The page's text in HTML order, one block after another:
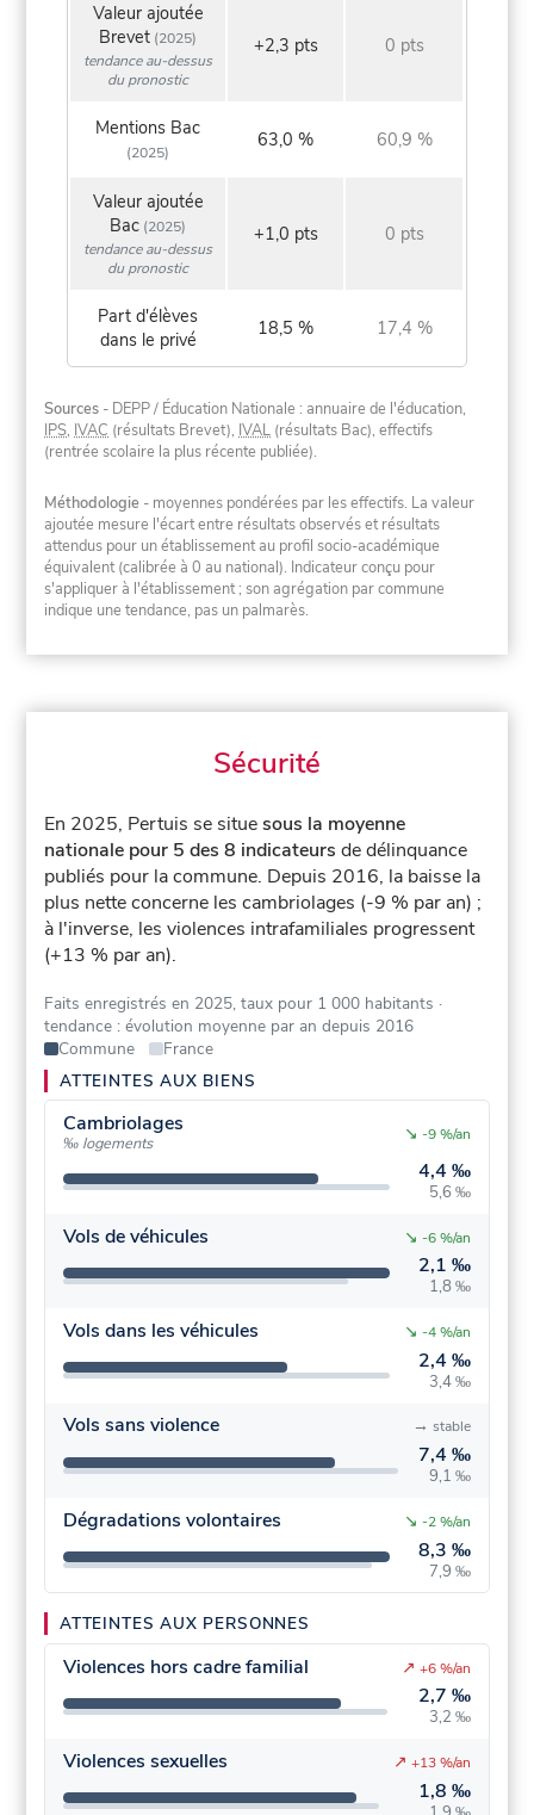
Valeur ajoutée
Brevet (2025)
tendance au-dessus
du pronostic
+2,3 pts 0 pts
Mentions Bac
(2025)
63,0 % 60,9 %
Valeur ajoutée
Bac (2025)
tendance au-dessus
du pronostic
+1,0 pts 0 pts
Part d'élèves
dans le privé
18,5 % 17,4 %
Sources - DEPP / Éducation Nationale : annuaire de l'éducation,
IPS, IVAC (résultats Brevet), IVAL (résultats Bac), effectifs
(rentrée scolaire la plus récente publiée).
Méthodologie - moyennes pondérées par les effectifs. La valeur
ajoutée mesure l'écart entre résultats observés et résultats
attendus pour un établissement au profil socio-académique
équivalent (calibrée à 0 au national). Indicateur conçu pour
s'appliquer à l'établissement ; son agrégation par commune
indique une tendance, pas un palmarès.
Sécurité
En 2025, Pertuis se situesous la moyenne
nationale pour 5 des 8 indicateurs de délinquance
publiés pour la commune. Depuis 2016, la baisse la
plus nette concerne les cambriolages (-9 % par an) ;
à l'inverse, les violences intrafamiliales progressent
(+13 % par an).
Faits enregistrés en 2025, taux pour 1 000 habitants ·
tendance : évolution moyenne par an depuis 2016
Commune
France
ATTEINTES AUX BIENS
Cambriolages
‰ logements
4,4 ‰
5,6 ‰
↘ -9 %/an
Vols de véhicules
2,1 ‰
1,8 ‰
↘ -6 %/an
Vols dans les véhicules
2,4 ‰
3,4 ‰
↘ -4 %/an
Vols sans violence
7,4 ‰
9,1 ‰
→ stable
Dégradations volontaires
8,3 ‰
7,9 ‰
↘ -2 %/an
ATTEINTES AUX PERSONNES
Violences hors cadre familial
2,7 ‰
3,2 ‰
↗ +6 %/an
Violences sexuelles
1,8 ‰
↗ +13 %/an